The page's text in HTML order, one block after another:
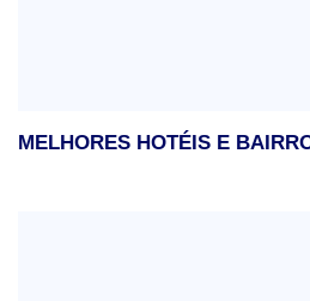
MELHORES HOTÉIS E